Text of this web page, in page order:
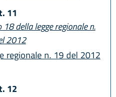
11
della legge regionale n.
2012
regionale n. 19 del 2012
12